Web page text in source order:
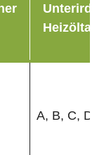
Heizöltank
A, B, C, D